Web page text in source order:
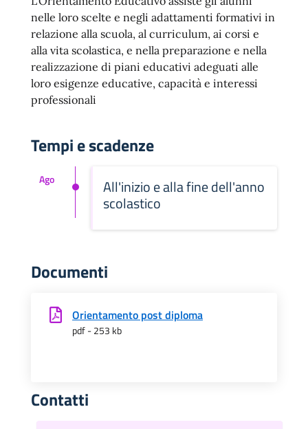
nelle loro scelte e negli adattamenti formativi in
relazione alla scuola, al curriculum, ai corsi e
alla vita scolastica, e nella preparazione e nella
realizzazione di piani educativi adeguati alle
loro esigenze educative, capacità e interessi
professionali
Tempi e scadenze
All'inizio e alla fine dell'anno
scolastico
Ago
Documenti
Orientamento post diploma
pdf - 253 kb
Contatti